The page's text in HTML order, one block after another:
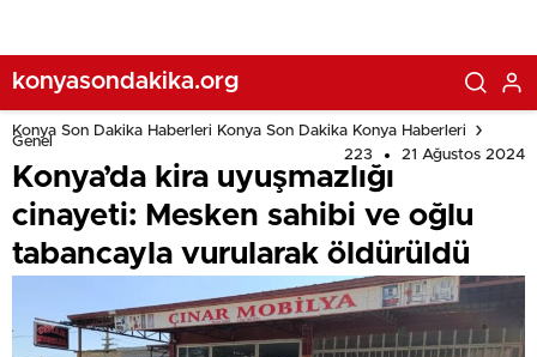
konyasondakika.org
Konya Son Dakika Haberleri Konya Son Dakika Konya Haberleri
Genel
223
21 Ağustos 2024
Konya’da kira uyuşmazlığı
cinayeti: Mesken sahibi ve oğlu
tabancayla vurularak öldürüldü